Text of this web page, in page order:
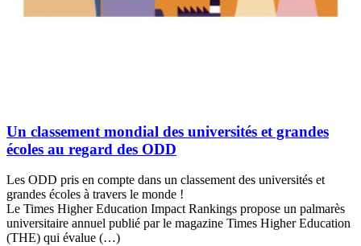
Un classement mondial des universités et grandes
écoles au regard des ODD
Les ODD pris en compte dans un classement des universités et
grandes écoles à travers le monde !
Le Times Higher Education Impact Rankings propose un palmarès
universitaire annuel publié par le magazine Times Higher Education
(THE) qui évalue (…)